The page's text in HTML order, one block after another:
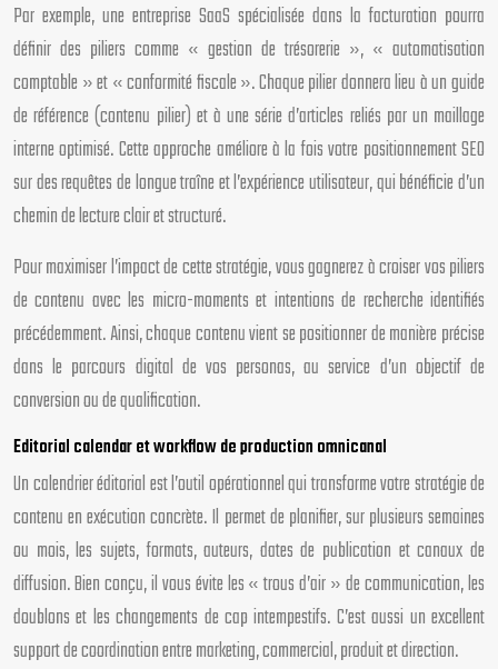
Par exemple, une entreprise SaaS spécialisée dans la facturation pourra
définir des piliers comme « gestion de trésorerie », « automatisation
comptable » et « conformité fiscale ». Chaque pilier donnera lieu à un guide
de référence (contenu pilier) et à une série d’articles reliés par un maillage
interne optimisé. Cette approche améliore à la fois votre positionnement SEO
sur des requêtes de longue traîne et l’expérience utilisateur, qui bénéficie d’un
chemin de lecture clair et structuré.
Pour maximiser l’impact de cette stratégie, vous gagnerez à croiser vos piliers
de contenu avec les micro-moments et intentions de recherche identifiés
précédemment. Ainsi, chaque contenu vient se positionner de manière précise
dans le parcours digital de vos personas, au service d’un objectif de
conversion ou de qualification.
Editorial calendar et workflow de production omnicanal
Un calendrier éditorial est l’outil opérationnel qui transforme votre stratégie de
contenu en exécution concrète. Il permet de planifier, sur plusieurs semaines
ou mois, les sujets, formats, auteurs, dates de publication et canaux de
diffusion. Bien conçu, il vous évite les « trous d’air » de communication, les
doublons et les changements de cap intempestifs. C’est aussi un excellent
support de coordination entre marketing, commercial, produit et direction.